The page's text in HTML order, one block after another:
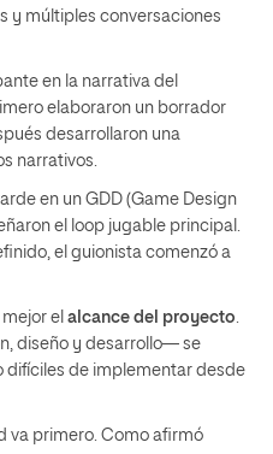
y múltiples conversaciones
en la narrativa del
elaboraron un borrador
desarrollaron una
narrativos.
en un GDD (Game Design
el loop jugable principal.
el guionista comenzó a
el alcance del proyecto.
diseño y desarrollo— se
difíciles de implementar desde
va primero. Como afirmó